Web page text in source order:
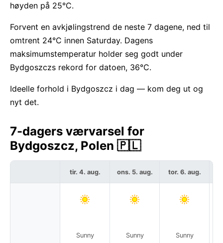
høyden på 25°C.
Forvent en avkjølingstrend de neste 7 dagene, ned til
omtrent 24°C innen Saturday. Dagens
maksimumstemperatur holder seg godt under
Bydgoszczs rekord for datoen, 36°C.
Ideelle forhold i Bydgoszcz i dag — kom deg ut og
nyt det.
7-dagers værvarsel for
Bydgoszcz, Polen 🇵🇱
tir. 4. aug.
Sunny
ons. 5. aug.
Sunny
tor. 6. aug.
Sunny